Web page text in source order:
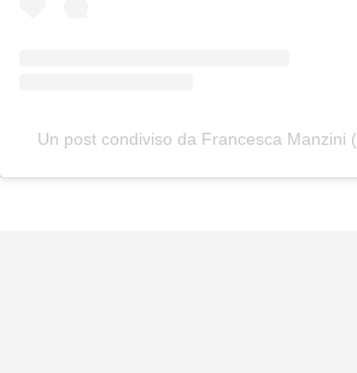
Un post condiviso da Francesca Manzini